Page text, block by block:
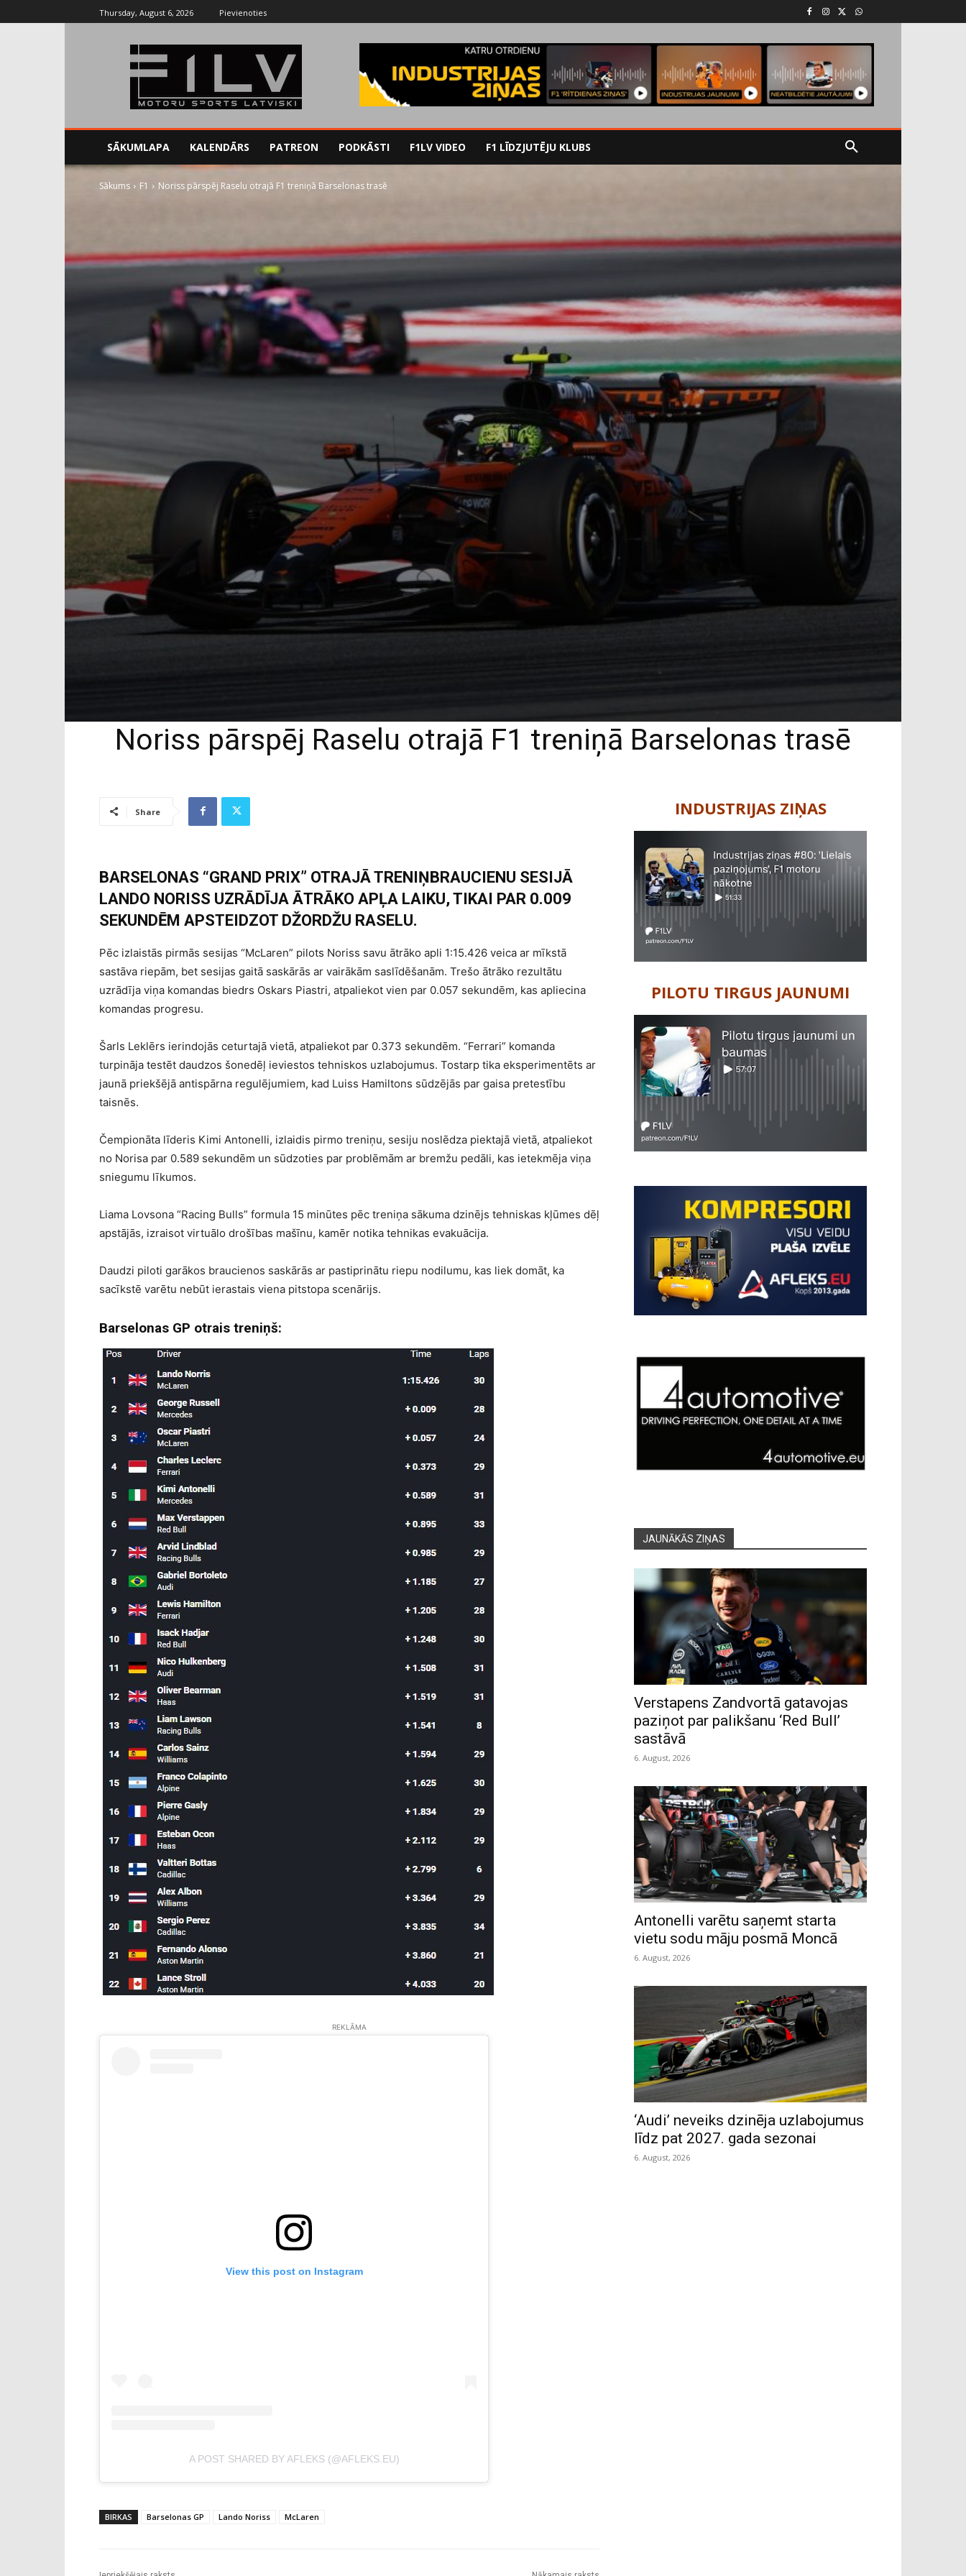
Thursday, August 6, 2026 Pievienoties
SĀKUMLAPA KALENDĀRS PATREON PODKĀSTI F1LV VIDEO F1 LĪDZJUTĒJU KLUBS
Sākums F1 Noriss pārspēj Raselu otrajā F1 treniņā Barselonas trasē
Noriss pārspēj Raselu otrajā F1 treniņā Barselonas trasē
Share
BARSELONAS “GRAND PRIX” OTRAJĀ TRENIŅBRAUCIENU SESIJĀ
LANDO NORISS UZRĀDĪJA ĀTRĀKO APĻA LAIKU, TIKAI PAR 0.009
SEKUNDĒM APSTEIDZOT DŽORDŽU RASELU.
Pēc izlaistās pirmās sesijas “McLaren” pilots Noriss savu ātrāko apli 1:15.426 veica ar mīkstā
sastāva riepām, bet sesijas gaitā saskārās ar vairākām saslīdēšanām. Trešo ātrāko rezultātu
uzrādīja viņa komandas biedrs Oskars Piastri, atpaliekot vien par 0.057 sekundēm, kas apliecina
komandas progresu.
Šarls Leklērs ierindojās ceturtajā vietā, atpaliekot par 0.373 sekundēm. “Ferrari” komanda
turpināja testēt daudzos šonedēļ ieviestos tehniskos uzlabojumus. Tostarp tika eksperimentēts ar
jaunā priekšējā antispārna regulējumiem, kad Luiss Hamiltons sūdzējās par gaisa pretestību
taisnēs.
Čempionāta līderis Kimi Antonelli, izlaidis pirmo treniņu, sesiju noslēdza piektajā vietā, atpaliekot
no Norisa par 0.589 sekundēm un sūdzoties par problēmām ar bremžu pedāli, kas ietekmēja viņa
sniegumu līkumos.
Liama Lovsona “Racing Bulls” formula 15 minūtes pēc treniņa sākuma dzinējs tehniskas kļūmes dēļ
apstājās, izraisot virtuālo drošības mašīnu, kamēr notika tehnikas evakuācija.
Daudzi piloti garākos braucienos saskārās ar pastiprinātu riepu nodilumu, kas liek domāt, ka
sacīkstē varētu nebūt ierastais viena pitstopa scenārijs.
Barselonas GP otrais treniņš:
REKLĀMA
View this post on Instagram
A POST SHARED BY AFLEKS (@AFLEKS.EU)
BIRKAS Barselonas GP Lando Noriss McLaren
INDUSTRIJAS ZIŅAS
PILOTU TIRGUS JAUNUMI
JAUNĀKĀS ZIŅAS
Verstapens Zandvortā gatavojas
paziņot par palikšanu ‘Red Bull’
sastāvā
6. August, 2026
Antonelli varētu saņemt starta
vietu sodu māju posmā Moncā
6. August, 2026
‘Audi’ neveiks dzinēja uzlabojumus
līdz pat 2027. gada sezonai
6. August, 2026